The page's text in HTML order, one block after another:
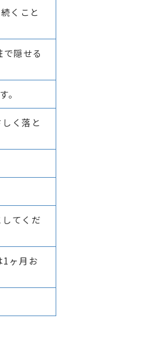
くこと
隠せる
。
く落と
てくだ
1ヶ月お